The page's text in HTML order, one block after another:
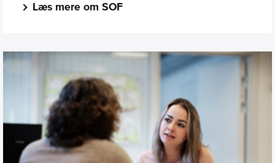
Læs mere om SOF